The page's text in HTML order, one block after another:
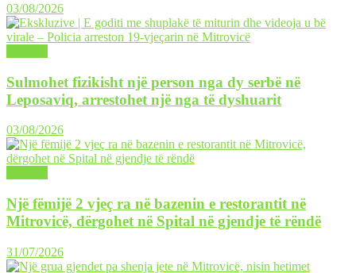
03/08/2026
Sulmohet fizikisht një person nga dy serbë në
Leposaviq, arrestohet një nga të dyshuarit
03/08/2026
Një fëmijë 2 vjeç ra në bazenin e restorantit në
Mitrovicë, dërgohet në Spital në gjendje të rëndë
31/07/2026